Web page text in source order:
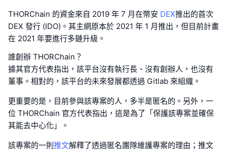
THORChain 的資金來自 2019 年 7 月在幣安 DEX推出的首次
DEX 發行 (IDO)。其主網原本於 2021 年 1 月推出，但目前計畫
在 2021 年要進行多鏈升級。
誰創辦 THORChain？
據其官方代表指出，該平台沒有執行長、沒有創辦人，也沒有
董事。相對的，該平台的未來發展都透過 Gitlab 來組織。
更重要的是，目前參與該專案的人，多半是匿名的。另外，一
位 THORChain 官方代表指出，這是為了「保護該專案並確保
其能去中心化」。
該專案的一則 推文解釋了透過匿名團隊維護專案的理由；推文